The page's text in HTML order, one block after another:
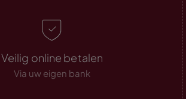
Veilig online betalen
Via uw eigen bank